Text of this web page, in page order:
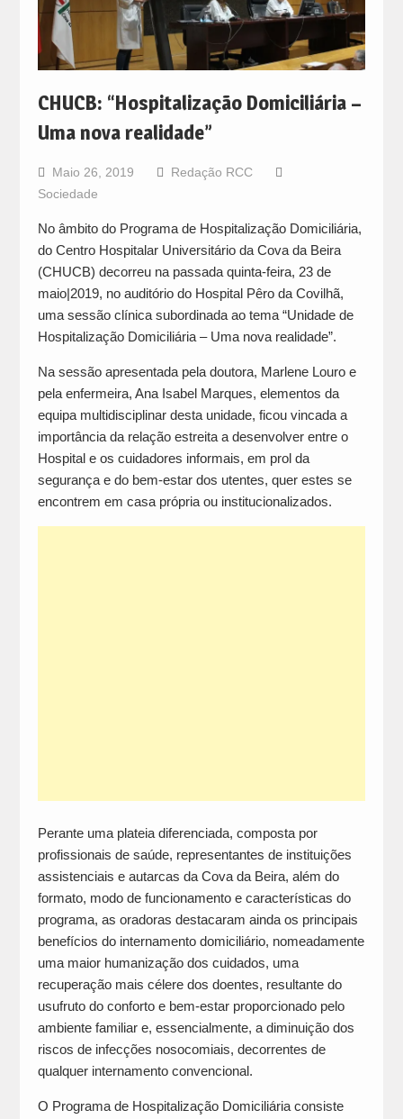
CHUCB: “Hospitalização Domiciliária –
Uma nova realidade”
Maio 26, 2019
Redação RCC
Sociedade
No âmbito do Programa de Hospitalização Domiciliária,
do Centro Hospitalar Universitário da Cova da Beira
(CHUCB) decorreu na passada quinta-feira, 23 de
maio|2019, no auditório do Hospital Pêro da Covilhã,
uma sessão clínica subordinada ao tema “Unidade de
Hospitalização Domiciliária – Uma nova realidade”.
Na sessão apresentada pela doutora, Marlene Louro e
pela enfermeira, Ana Isabel Marques, elementos da
equipa multidisciplinar desta unidade, ficou vincada a
importância da relação estreita a desenvolver entre o
Hospital e os cuidadores informais, em prol da
segurança e do bem-estar dos utentes, quer estes se
encontrem em casa própria ou institucionalizados.
Perante uma plateia diferenciada, composta por
profissionais de saúde, representantes de instituições
assistenciais e autarcas da Cova da Beira, além do
formato, modo de funcionamento e características do
programa, as oradoras destacaram ainda os principais
benefícios do internamento domiciliário, nomeadamente
uma maior humanização dos cuidados, uma
recuperação mais célere dos doentes, resultante do
usufruto do conforto e bem-estar proporcionado pelo
ambiente familiar e, essencialmente, a diminuição dos
riscos de infecções nosocomiais, decorrentes de
qualquer internamento convencional.
O Programa de Hospitalização Domiciliária consiste